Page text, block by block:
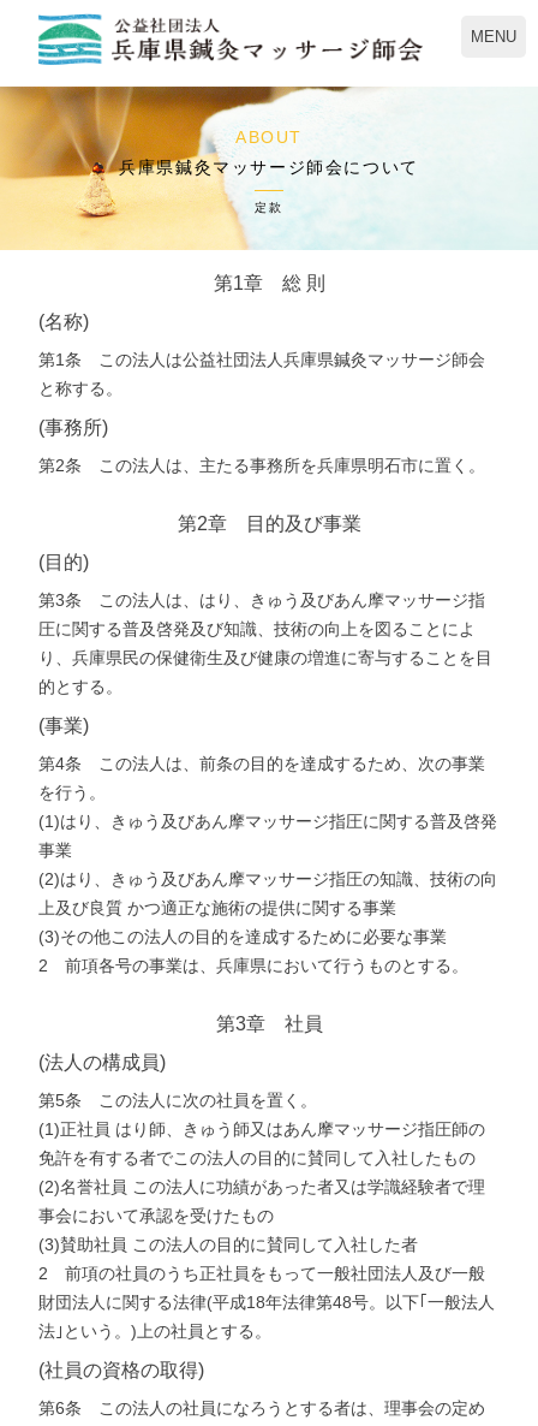
MENU
ABOUT
兵庫県鍼灸マッサージ師会について
定款
第1章 総 則
(名称)
第1条 この法人は公益社団法人兵庫県鍼灸マッサージ師会
と称する。
(事務所)
第2条 この法人は、主たる事務所を兵庫県明石市に置く。
第2章 目的及び事業
(目的)
第3条 この法人は、はり、きゅう及びあん摩マッサージ指
圧に関する普及啓発及び知識、技術の向上を図ることによ
り、兵庫県民の保健衛生及び健康の増進に寄与することを目
的とする。
(事業)
第4条 この法人は、前条の目的を達成するため、次の事業
を行う。
(1)はり、きゅう及びあん摩マッサージ指圧に関する普及啓発
事業
(2)はり、きゅう及びあん摩マッサージ指圧の知識、技術の向
上及び良質 かつ適正な施術の提供に関する事業
(3)その他この法人の目的を達成するために必要な事業
2 前項各号の事業は、兵庫県において行うものとする。
第3章 社員
(法人の構成員)
第5条 この法人に次の社員を置く。
(1)正社員 はり師、きゅう師又はあん摩マッサージ指圧師の
免許を有する者でこの法人の目的に賛同して入社したもの
(2)名誉社員 この法人に功績があった者又は学識経験者で理
事会において承認を受けたもの
(3)賛助社員 この法人の目的に賛同して入社した者
2 前項の社員のうち正社員をもって一般社団法人及び一般
財団法人に関する法律(平成18年法律第48号。以下｢一般法人
法｣という。)上の社員とする。
(社員の資格の取得)
第6条 この法人の社員になろうとする者は、理事会の定め